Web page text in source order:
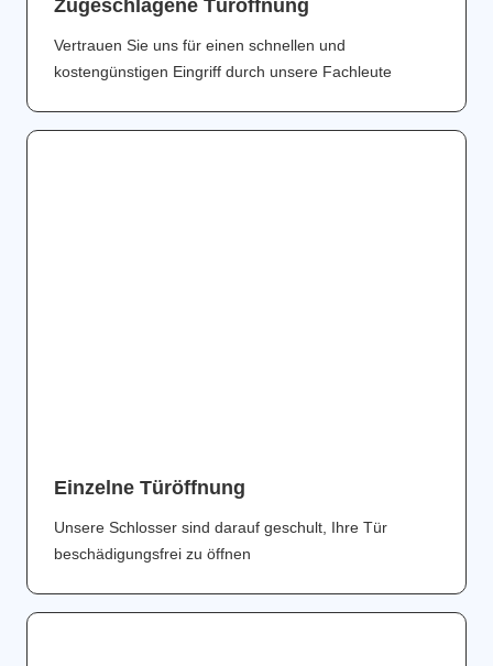
Zugeschlagene Türöffnung
Vertrauen Sie uns für einen schnellen und
kostengünstigen Eingriff durch unsere Fachleute
Einzelne Türöffnung
Unsere Schlosser sind darauf geschult, Ihre Tür
beschädigungsfrei zu öffnen